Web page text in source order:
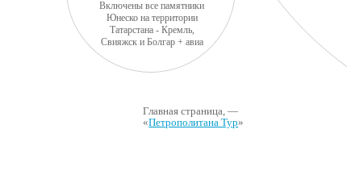
Включены все памятники
Юнеско на территории
Татарстана - Кремль,
Свияжск и Болгар + авиа
Главная страница, —
«Петрополитана Тур»